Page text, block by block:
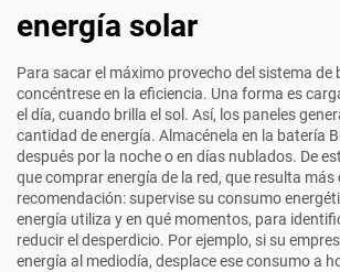
energía solar
Para sacar el máximo provecho del sistema de
concéntrese en la eficiencia. Una forma es
el día, cuando brilla el sol. Así, los paneles
cantidad de energía. Almacénela en la batería
después por la noche o en días nublados. De
que comprar energía de la red, que resulta más
recomendación: supervise su consumo
energía utiliza y en qué momentos, para
reducir el desperdicio. Por ejemplo, si su
energía al mediodía, desplace ese consumo a